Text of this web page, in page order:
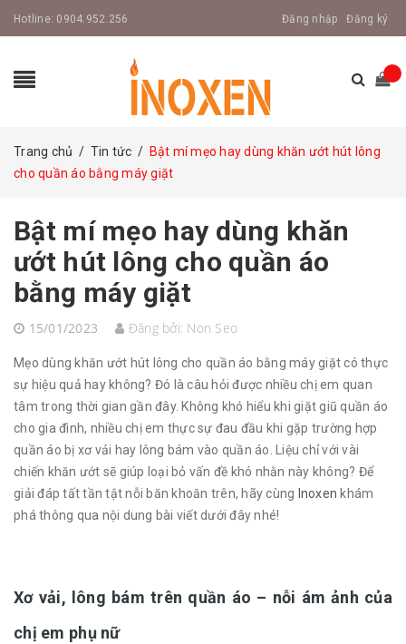
Hotline: 0904.952.256 Đăng nhập Đăng ký
Trang chủ / Tin tức / Bật mí mẹo hay dùng khăn ướt hút lông
cho quần áo bằng máy giặt
Bật mí mẹo hay dùng khăn
ướt hút lông cho quần áo
bằng máy giặt
15/01/2023 Đăng bởi: Non Seo
Mẹo dùng khăn ướt hút lông cho quần áo bằng máy giặt có thực
sự hiệu quả hay không? Đó là câu hỏi được nhiều chị em quan
tâm trong thời gian gần đây. Không khó hiểu khi giặt giũ quần áo
cho gia đình, nhiều chị em thực sự đau đầu khi gặp trường hợp
quần áo bị xơ vải hay lông bám vào quần áo. Liệu chỉ với vài
chiến khăn ướt sẽ giúp loại bỏ vấn đề khó nhằn này không? Để
giải đáp tất tần tật nỗi băn khoăn trên, hãy cùng Inoxen khám
phá thông qua nội dung bài viết dưới đây nhé!
Xơ vải, lông bám trên quần áo – nỗi ám ảnh của
chị em phụ nữ